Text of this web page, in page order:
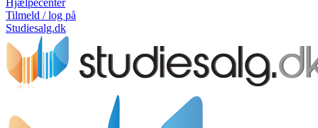
Hjælpecenter
Tilmeld / log på
Studiesalg.dk